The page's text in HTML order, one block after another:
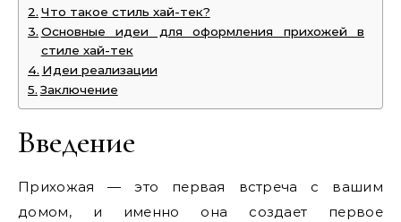
Что такое стиль хай-тек?
Основные идеи для оформления прихожей в
стиле хай-тек
Идеи реализации
Заключение
Введение
Прихожая — это первая встреча с вашим
домом, и именно она создает первое